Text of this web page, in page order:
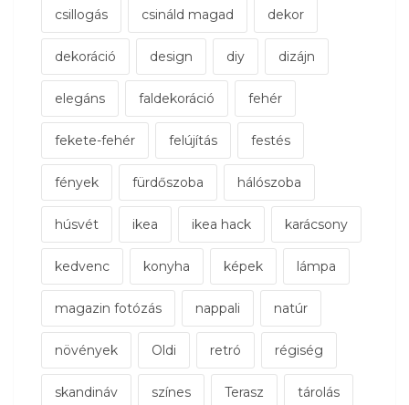
csillogás csináld magad dekor
dekoráció design diy dizájn
elegáns faldekoráció fehér
fekete-fehér felújítás festés
fények fürdőszoba hálószoba
húsvét ikea ikea hack karácsony
kedvenc konyha képek lámpa
magazin fotózás nappali natúr
növények Oldi retró régiség
skandináv színes Terasz tárolás